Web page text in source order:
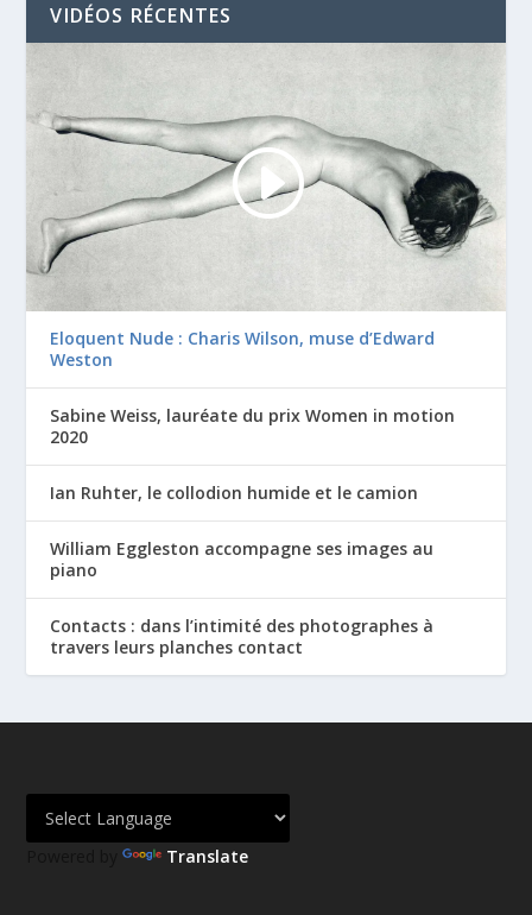
VIDÉOS RÉCENTES
Eloquent Nude : Charis Wilson, muse d’Edward
Weston
Sabine Weiss, lauréate du prix Women in motion
2020
Ian Ruhter, le collodion humide et le camion
William Eggleston accompagne ses images au
piano
Contacts : dans l’intimité des photographes à
travers leurs planches contact
Powered by Translate